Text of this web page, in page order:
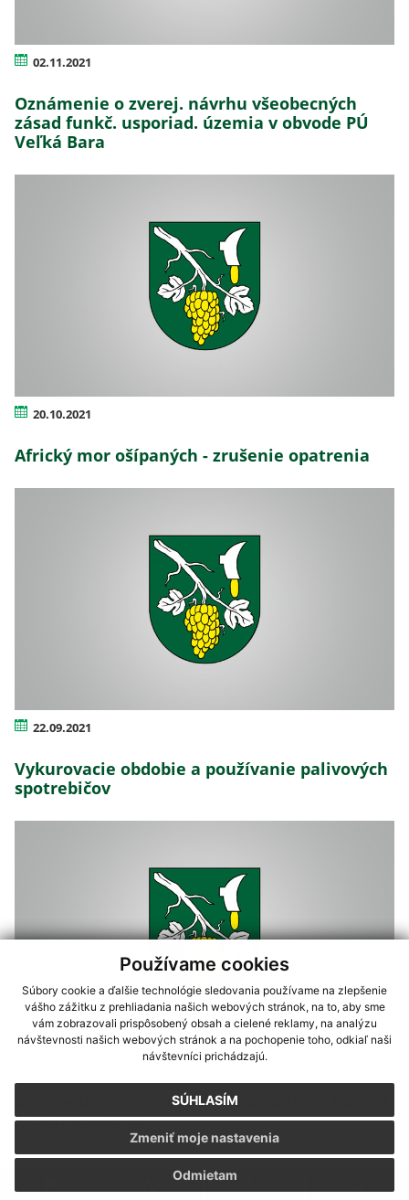
Používame cookies
Súbory cookie a ďalšie technológie sledovania používame na zlepšenie
vášho zážitku z prehliadania našich webových stránok, na to, aby sme
vám zobrazovali prispôsobený obsah a cielené reklamy, na analýzu
návštevnosti našich webových stránok a na pochopenie toho, odkiaľ naši
návštevníci prichádzajú.
SÚHLASÍM
Odmietam
Zmeniť moje nastavenia
02.11.2021
Oznámenie o zverej. návrhu všeobecných
zásad funkč. usporiad. územia v obvode PÚ
Veľká Bara
20.10.2021
Africký mor ošípaných - zrušenie opatrenia
22.09.2021
Vykurovacie obdobie a používanie palivových
spotrebičov
Zber, separácia a recyklácia použitých batérií
a akumulátorov